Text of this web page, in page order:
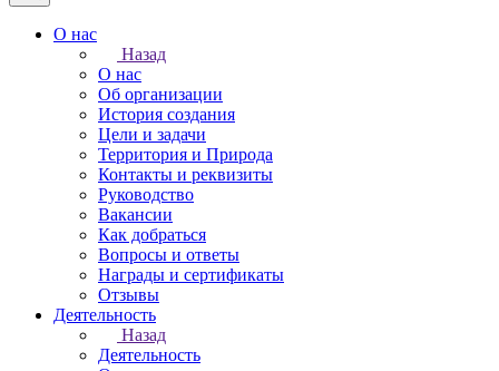
О нас
Назад
О нас
Об организации
История создания
Цели и задачи
Территория и Природа
Контакты и реквизиты
Руководство
Вакансии
Как добраться
Вопросы и ответы
Награды и сертификаты
Отзывы
Деятельность
Назад
Деятельность